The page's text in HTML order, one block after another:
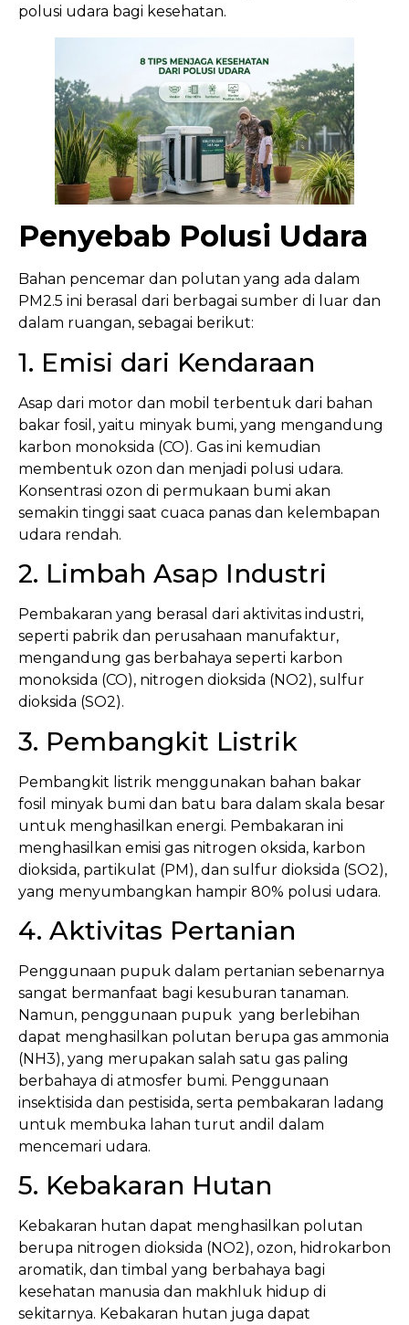
polusi udara bagi kesehatan.
Penyebab Polusi Udara
Bahan pencemar dan polutan yang ada dalam
PM2.5 ini berasal dari berbagai sumber di luar dan
dalam ruangan, sebagai berikut:
1. Emisi dari Kendaraan
Asap dari motor dan mobil terbentuk dari bahan
bakar fosil, yaitu minyak bumi, yang mengandung
karbon monoksida (CO). Gas ini kemudian
membentuk ozon dan menjadi polusi udara.
Konsentrasi ozon di permukaan bumi akan
semakin tinggi saat cuaca panas dan kelembapan
udara rendah.
2. Limbah Asap Industri
Pembakaran yang berasal dari aktivitas industri,
seperti pabrik dan perusahaan manufaktur,
mengandung gas berbahaya seperti karbon
monoksida (CO), nitrogen dioksida (NO2), sulfur
dioksida (SO2).
3. Pembangkit Listrik
Pembangkit listrik menggunakan bahan bakar
fosil minyak bumi dan batu bara dalam skala besar
untuk menghasilkan energi. Pembakaran ini
menghasilkan emisi gas nitrogen oksida, karbon
dioksida, partikulat (PM), dan sulfur dioksida (SO2),
yang menyumbangkan hampir 80% polusi udara.
4. Aktivitas Pertanian
Penggunaan pupuk dalam pertanian sebenarnya
sangat bermanfaat bagi kesuburan tanaman.
Namun, penggunaan pupuk yang berlebihan
dapat menghasilkan polutan berupa gas ammonia
(NH3), yang merupakan salah satu gas paling
berbahaya di atmosfer bumi. Penggunaan
insektisida dan pestisida, serta pembakaran ladang
untuk membuka lahan turut andil dalam
mencemari udara.
5. Kebakaran Hutan
Kebakaran hutan dapat menghasilkan polutan
berupa nitrogen dioksida (NO2), ozon, hidrokarbon
aromatik, dan timbal yang berbahaya bagi
kesehatan manusia dan makhluk hidup di
sekitarnya. Kebakaran hutan juga dapat